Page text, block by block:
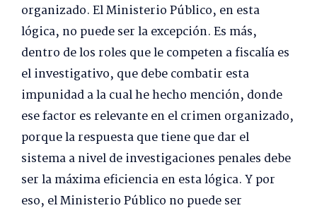
organizado. El Ministerio Público, en esta
lógica, no puede ser la excepción. Es más,
dentro de los roles que le competen a fiscalía es
el investigativo, que debe combatir esta
impunidad a la cual he hecho mención, donde
ese factor es relevante en el crimen organizado,
porque la respuesta que tiene que dar el
sistema a nivel de investigaciones penales debe
ser la máxima eficiencia en esta lógica. Y por
eso, el Ministerio Público no puede ser